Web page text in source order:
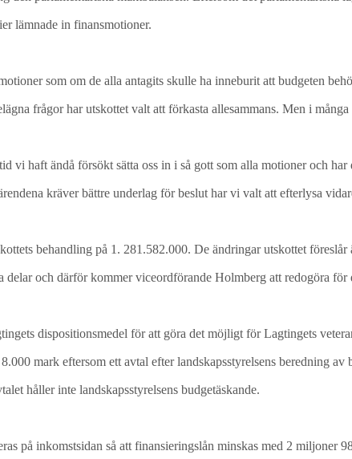
lämnade in finansmotioner.
som om de alla antagits skulle ha inneburit att budgeten
frågor har utskottet valt att förkasta allesammans. Men i
vi haft ändå försökt sätta oss in i så gott som alla motioner och
kräver bättre underlag för beslut har vi valt att efterlysa
behandling på 1. 281.582.000. De ändringar utskottet
delar och därför kommer viceordförande Holmberg att redogöra för
dispositionsmedel för att göra det möjligt för Lagtingets
mark eftersom ett avtal efter landskapsstyrelsens beredning
håller inte landskapsstyrelsens budgetäskande.
på inkomstsidan så att finansieringslån minskas med 2 miljoner